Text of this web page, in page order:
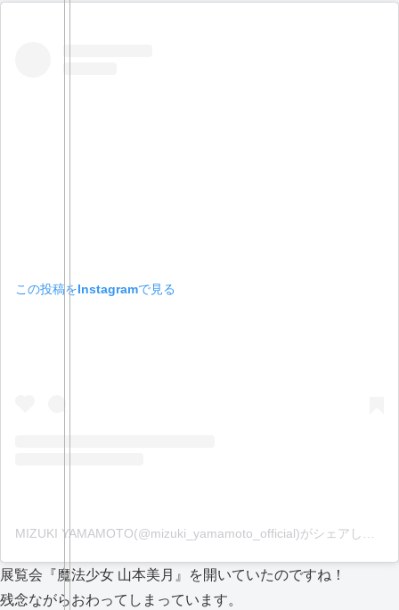
この投稿をInstagramで見る
展覧会『魔法少女 山本美月』を開いていたのですね！
残念ながらおわってしまっています。